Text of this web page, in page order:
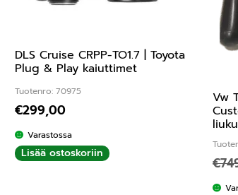
DLS Cruise CRPP-TO1.7 | Toyota
Plug & Play kaiuttimet
Tuotenro: 70975
€299,00
Varastossa
Lisää ostoskoriin
Vw
€